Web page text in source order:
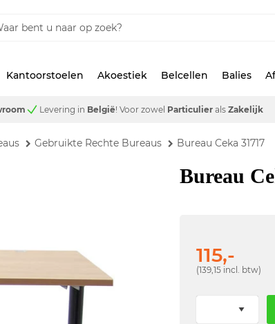
Kantoorstoelen Akoestiek Belcellen Balies
Levering in België! Voor zowel Particulier als Zakelijk
Gebruikte Rechte Bureaus Bureau Ceka 31717
Bureau
115,-
(139,15 incl. btw)